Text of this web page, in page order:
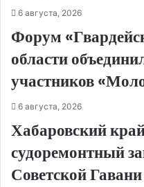
6 августа, 2026
Форум
области
участников
6 августа, 2026
Хабаровский
судоремонтный
Советской Гавани